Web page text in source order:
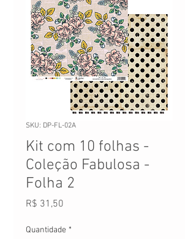
SKU: DP-FL-02A
Kit com 10 folhas -
Coleção Fabulosa -
Folha 2
R$ 31,50
Quantidade *